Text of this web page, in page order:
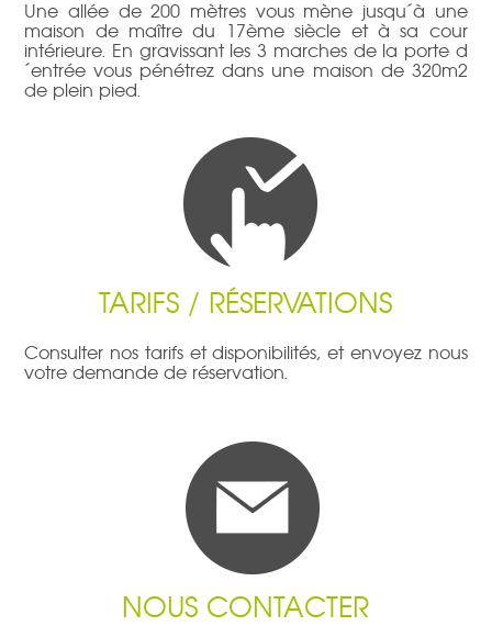
Une allée de 200 mètres vous mène jusqu´à une
maison de maître du 17ème siècle et à sa cour
intérieure. En gravissant les 3 marches de la porte d
´entrée vous pénétrez dans une maison de 320m2
de plein pied.
TARIFS / RÉSERVATIONS
Consulter nos tarifs et disponibilités, et envoyez nous
votre demande de réservation.
NOUS CONTACTER